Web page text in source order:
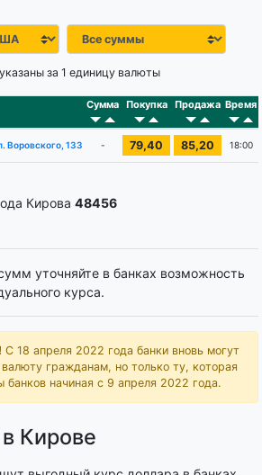
за 1 единицу валюты
Сумма Покупка Продажа Время
Воровского, 133 - 79,40 85,20 18:00
Кирова 48456
уточняйте в банках возможность
курса.
С 18 апреля 2022 года банки вновь могут
гражданам, но только ту, которая
банков начиная с 9 апреля 2022 года.
Кирове